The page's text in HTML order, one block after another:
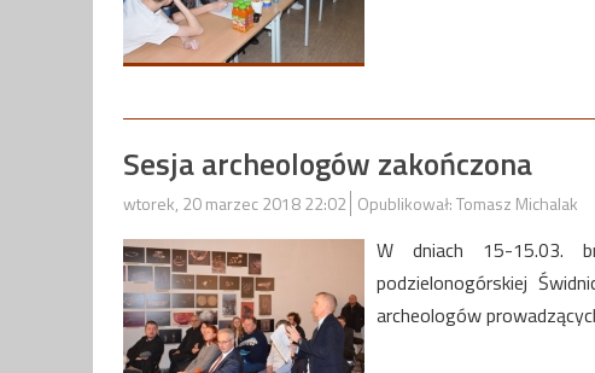
Sesja archeologów zakończona
wtorek, 20 marzec 2018 22:02 Opublikował: Tomasz Michalak
W dniach 15-15.03.
podzielonogórskiej
archeologów